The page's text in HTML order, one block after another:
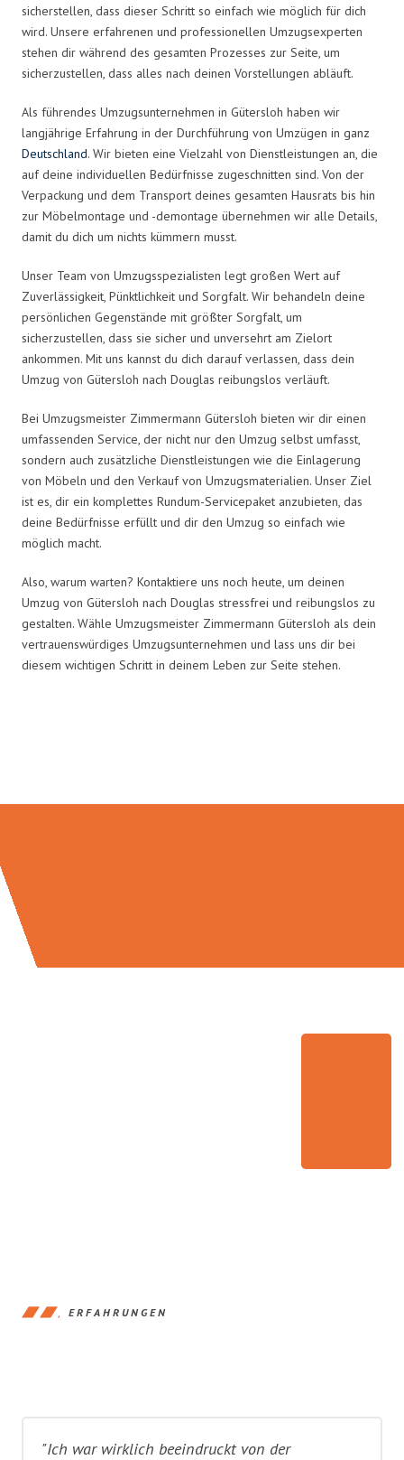
sicherstellen, dass dieser Schritt so einfach wie möglich für dich
wird. Unsere erfahrenen und professionellen Umzugsexperten
stehen dir während des gesamten Prozesses zur Seite, um
sicherzustellen, dass alles nach deinen Vorstellungen abläuft.
Als führendes Umzugsunternehmen in Gütersloh haben wir
langjährige Erfahrung in der Durchführung von Umzügen in ganz
Deutschland. Wir bieten eine Vielzahl von Dienstleistungen an, die
auf deine individuellen Bedürfnisse zugeschnitten sind. Von der
Verpackung und dem Transport deines gesamten Hausrats bis hin
zur Möbelmontage und -demontage übernehmen wir alle Details,
damit du dich um nichts kümmern musst.
Unser Team von Umzugsspezialisten legt großen Wert auf
Zuverlässigkeit, Pünktlichkeit und Sorgfalt. Wir behandeln deine
persönlichen Gegenstände mit größter Sorgfalt, um
sicherzustellen, dass sie sicher und unversehrt am Zielort
ankommen. Mit uns kannst du dich darauf verlassen, dass dein
Umzug von Gütersloh nach Douglas reibungslos verläuft.
Bei Umzugsmeister Zimmermann Gütersloh bieten wir dir einen
umfassenden Service, der nicht nur den Umzug selbst umfasst,
sondern auch zusätzliche Dienstleistungen wie die Einlagerung
von Möbeln und den Verkauf von Umzugsmaterialien. Unser Ziel
ist es, dir ein komplettes Rundum-Servicepaket anzubieten, das
deine Bedürfnisse erfüllt und dir den Umzug so einfach wie
möglich macht.
Also, warum warten? Kontaktiere uns noch heute, um deinen
Umzug von Gütersloh nach Douglas stressfrei und reibungslos zu
gestalten. Wähle Umzugsmeister Zimmermann Gütersloh als dein
vertrauenswürdiges Umzugsunternehmen und lass uns dir bei
diesem wichtigen Schritt in deinem Leben zur Seite stehen.
ERFAHRUNGEN
"Ich war wirklich beeindruckt von der